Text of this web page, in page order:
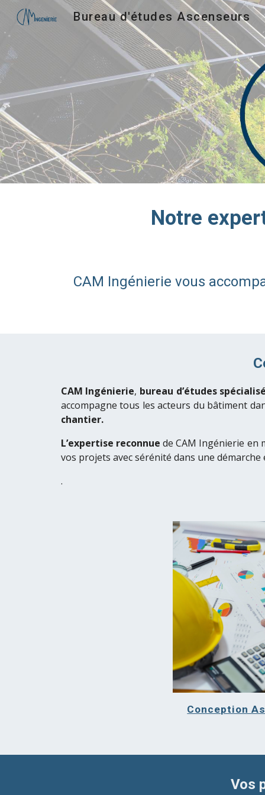
Bureau d'études Ascenseurs
Notre
CAM Ingénierie vous
C
CAM Ingénierie, bureau d’études
accompagne tous les acteurs du bâtiment
chantier.
L’expertise reconnue de CAM Ingénierie en
vos projets avec sérénité dans une
.
Conception
Vos